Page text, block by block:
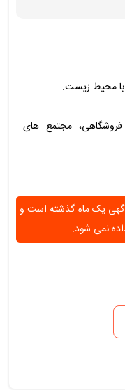
مجتمع های
آگهی یک ماه گذشته است و
نمی شود.